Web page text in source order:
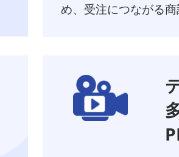
め、受注につながる商